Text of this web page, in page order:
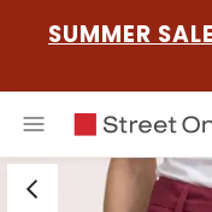
SUMMER SALE